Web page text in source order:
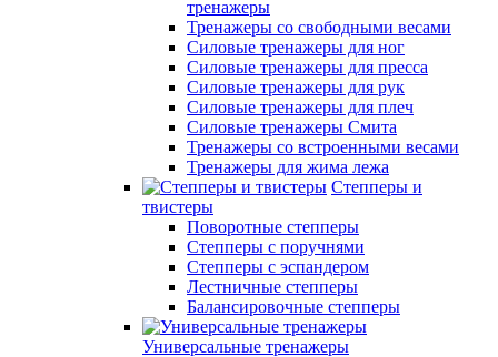
тренажеры
Тренажеры со свободными весами
Силовые тренажеры для ног
Силовые тренажеры для пресса
Силовые тренажеры для рук
Силовые тренажеры для плеч
Силовые тренажеры Смита
Тренажеры со встроенными весами
Тренажеры для жима лежа
Степперы и
твистеры
Поворотные степперы
Степперы с поручнями
Степперы с эспандером
Лестничные степперы
Балансировочные степперы
Универсальные тренажеры